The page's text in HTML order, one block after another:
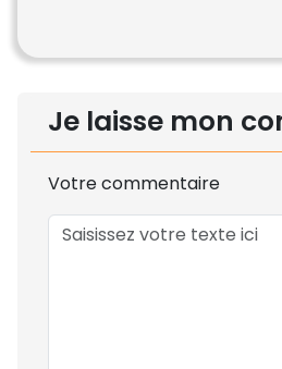
Je laisse mon
Votre commentaire